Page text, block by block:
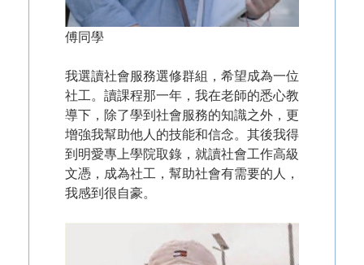
傅同學
我選讀社會服務選修群組，希望成為一位
社工。讀課程那一年，我在老師的悉心教
導下，除了學到社會服務的知識之外，更
增強我幫助他人的技能和信念。其後我得
到明愛專上學院取錄，就讀社會工作高級
文憑，成為社工，幫助社會有需要的人，
我感到很自豪。